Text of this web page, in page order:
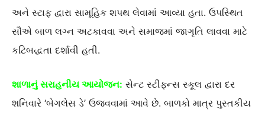
અને સ્ટાફ દ્વારા સામૂહિક શપથ લેવામાં આવ્યા હતા. ઉપસ્થિત
સૌએ બાળ લગ્ન અટકાવવા અને સમાજમાં જાગૃતિ લાવવા માટે
કટિબદ્ધતા દર્શાવી હતી.
શાળાનું સરાહનીય આયોજન: સેન્ટ સ્ટીફન્સ સ્કૂલ દ્વારા દર
શનિવારે ‘બેગલેસ ડે’ ઉજવવામાં આવે છે. બાળકો માત્ર પુસ્તકીય